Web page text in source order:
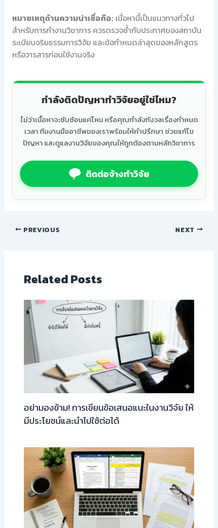
หมายเหตุด้านความน่าเชื่อถือ: เนื้อหานี้เป็นแนวทางทั่วไป
สำหรับการทำงานวิชาการ ควรตรวจซ้ำกับประกาศของสถาบัน
ระเบียบจริยธรรมการวิจัย และข้อกำหนดล่าสุดของหลักสูตร
หรือวารสารก่อนใช้งานจริง
กำลังติดปัญหาทำวิจัยอยู่ใช่ไหม?
ไม่ว่าเนื้อหาจะซับซ้อนแค่ไหน หรือคุณกำลังกังวลเรื่องกำหนด
เวลา ทีมงานมืออาชีพของเราพร้อมให้คำปรึกษา ช่วยแก้ไข
ปัญหา และดูแลงานวิจัยของคุณให้ถูกต้องตามหลักวิชาการ
ติดต่อจ้างทำวิจัย
PREVIOUS NEXT
Related Posts
อย่ามองข้าม! การเขียนข้อเสนอแนะในงานวิจัย ให้
มีประโยชน์และนำไปใช้ต่อได้